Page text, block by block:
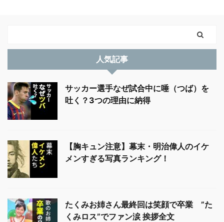
人気記事
サッカー選手なぜ試合中に唾（つば）を
吐く？3つの理由に納得
【胸キュン注意】幕末・明治偉人のイケ
メンすぎる写真ランキング！
たくみお姉さん最終回は笑顔で卒業 ”た
くみロス”でファン涙 挨拶全文